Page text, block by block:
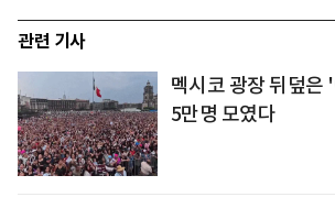
관련 기사
멕시코 광장 뒤덮은
5만명 모였다